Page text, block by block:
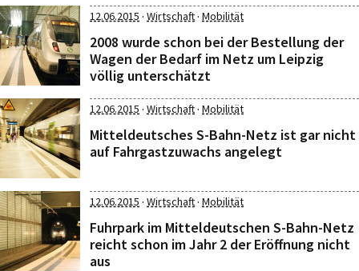
12.06.2015 · Wirtschaft· Mobilität
2008 wurde schon bei der Bestellung der
Wagen der Bedarf im Netz um Leipzig
völlig unterschätzt
12.06.2015 · Wirtschaft· Mobilität
Mitteldeutsches S-Bahn-Netz ist gar nicht
auf Fahrgastzuwachs angelegt
12.06.2015 · Wirtschaft· Mobilität
Fuhrpark im Mitteldeutschen S-Bahn-Netz
reicht schon im Jahr 2 der Eröffnung nicht
aus